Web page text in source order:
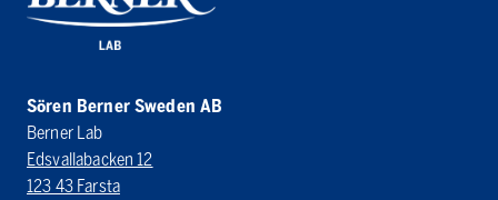
Sören Berner Sweden AB
Berner Lab
Edsvallabacken 12
123 43 Farsta